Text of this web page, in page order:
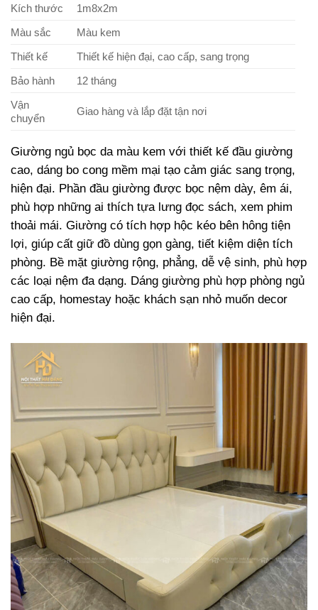
Kích thước
1m8x2m
Màu sắc
Màu kem
Thiết kế
Thiết kế hiện đại, cao cấp, sang trọng
Bảo hành
12 tháng
Vận
chuyển
Giao hàng và lắp đặt tận nơi
Giường ngủ bọc da màu kem với thiết kế đầu giường
cao, dáng bo cong mềm mại tạo cảm giác sang trọng,
hiện đại. Phần đầu giường được bọc nệm dày, êm ái,
phù hợp những ai thích tựa lưng đọc sách, xem phim
thoải mái. Giường có tích hợp hộc kéo bên hông tiện
lợi, giúp cất giữ đồ dùng gọn gàng, tiết kiệm diện tích
phòng. Bề mặt giường rộng, phẳng, dễ vệ sinh, phù hợp
các loại nệm đa dạng. Dáng giường phù hợp phòng ngủ
cao cấp, homestay hoặc khách sạn nhỏ muốn decor
hiện đại.